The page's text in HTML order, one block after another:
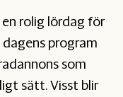
rolig lördag för
program
som
sätt. Visst blir